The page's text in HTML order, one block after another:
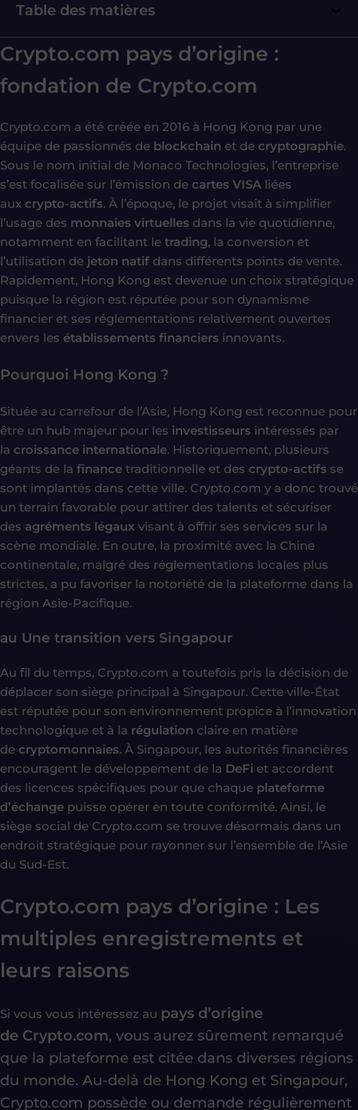
Table des matières
Crypto.com pays d’origine :
fondation de Crypto.com
Crypto.com a été créée en 2016 à Hong Kong par une
équipe de passionnés de blockchain et de cryptographie.
Sous le nom initial de Monaco Technologies, l’entreprise
s’est focalisée sur l’émission de cartes VISA liées
aux crypto-actifs. À l’époque, le projet visait à simplifier
l’usage des monnaies virtuelles dans la vie quotidienne,
notamment en facilitant le trading, la conversion et
l’utilisation de jeton natif dans différents points de vente.
Rapidement, Hong Kong est devenue un choix stratégique
puisque la région est réputée pour son dynamisme
financier et ses réglementations relativement ouvertes
envers les établissements financiers innovants.
Pourquoi Hong Kong ?
Située au carrefour de l’Asie, Hong Kong est reconnue pour
être un hub majeur pour les investisseurs intéressés par
la croissance internationale. Historiquement, plusieurs
géants de la finance traditionnelle et des crypto-actifs se
sont implantés dans cette ville. Crypto.com y a donc trouvé
un terrain favorable pour attirer des talents et sécuriser
des agréments légaux visant à offrir ses services sur la
scène mondiale. En outre, la proximité avec la Chine
continentale, malgré des réglementations locales plus
strictes, a pu favoriser la notoriété de la plateforme dans la
région Asie-Pacifique.
au Une transition vers Singapour
Au fil du temps, Crypto.com a toutefois pris la décision de
déplacer son siège principal à Singapour. Cette ville-État
est réputée pour son environnement propice à l’innovation
technologique et à la régulation claire en matière
de cryptomonnaies. À Singapour, les autorités financières
encouragent le développement de la DeFi et accordent
des licences spécifiques pour que chaque plateforme
d’échange puisse opérer en toute conformité. Ainsi, le
siège social de Crypto.com se trouve désormais dans un
endroit stratégique pour rayonner sur l’ensemble de l’Asie
du Sud-Est.
Crypto.com pays d’origine : Les
multiples enregistrements et
leurs raisons
Si vous vous intéressez au pays d’origine
de Crypto.com, vous aurez sûrement remarqué
que la plateforme est citée dans diverses régions
du monde. Au-delà de Hong Kong et Singapour,
Crypto.com possède ou demande régulièrement